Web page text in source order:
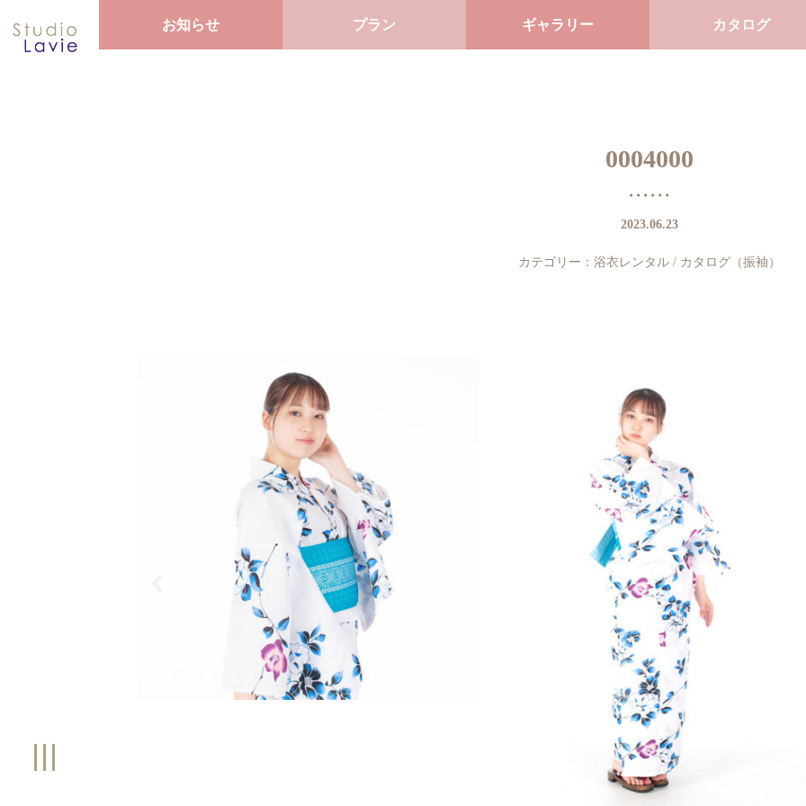
お知らせ プラン ギャラリー カタログ
0004000
2023.06.23
カテゴリー： 浴衣レンタル / カタログ（振袖）